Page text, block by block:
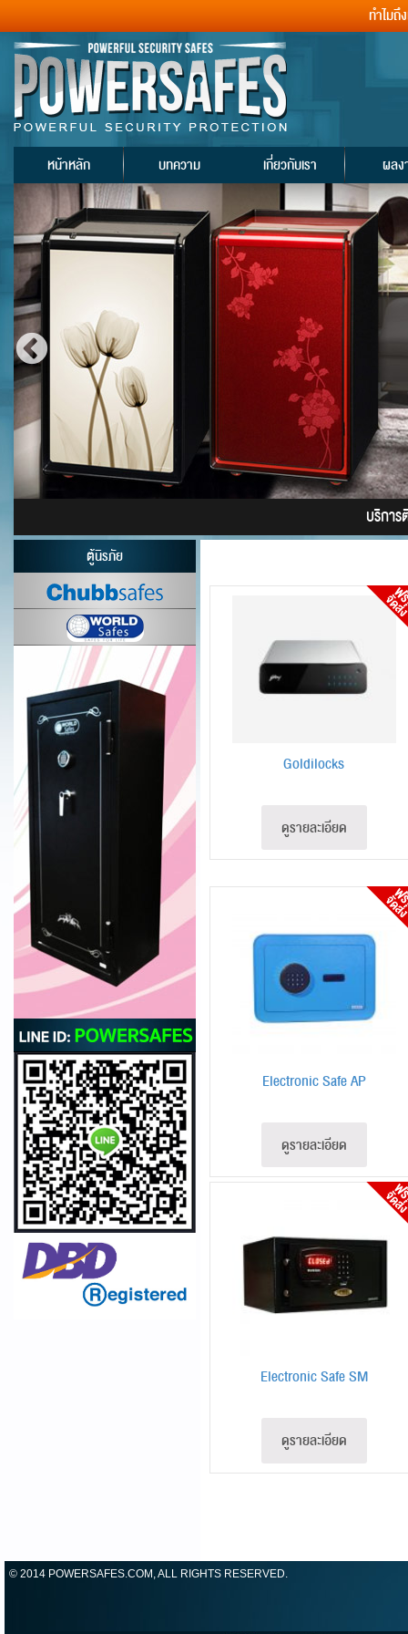
ทำไมถึ
หน้าหลัก บทความ เกี่ยวกับเรา ผลง
บริกา
ตู้นิรภัย
Goldilocks
ดูรายละเอียด
Electronic Safe AP
ดูรายละเอียด
Electronic Safe SM
ดูรายละเอียด
© 2014 POWERSAFES.COM, ALL RIGHTS RESERVED.